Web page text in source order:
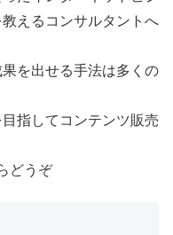
えるコンサルタントへ
を出せる手法は多くの
指してコンテンツ販売
どうぞ